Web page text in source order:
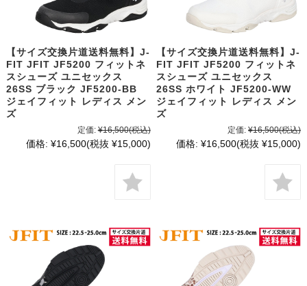
【サイズ交換片道送料無料】J-
FIT JFIT JF5200 フィットネ
スシューズ ユニセックス
26SS ブラック JF5200-BB
ジェイフィット レディス メン
ズ
定価: ¥16,500(税込)
価格: ¥16,500(税抜 ¥15,000)
【サイズ交換片道送料無料】J-
FIT JFIT JF5200 フィットネ
スシューズ ユニセックス
26SS ホワイト JF5200-WW
ジェイフィット レディス メン
ズ
定価: ¥16,500(税込)
価格: ¥16,500(税抜 ¥15,000)